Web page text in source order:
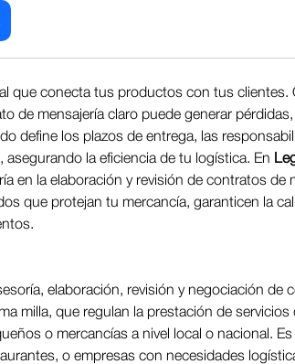
que conecta tus productos con tus
de mensajería claro puede generar
define los plazos de entrega, las
la eficiencia de tu logística. En
en la elaboración y revisión de contratos de
que protejan tu mercancía, garanticen la
elaboración, revisión y negociación de
milla, que regulan la prestación de
o mercancías a nivel local o nacional.
o empresas con necesidades